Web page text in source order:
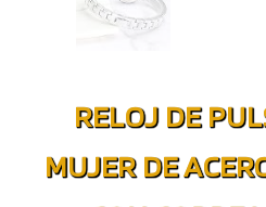
RELOJ DE
MUJER DE